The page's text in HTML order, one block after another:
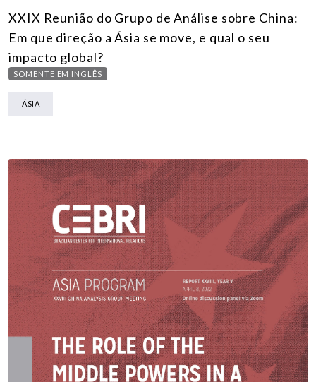
XXIX Reunião do Grupo de Análise sobre China:
Em que direção a Ásia se move, e qual o seu
impacto global?
SOMENTE EM INGLÊS
ÁSIA